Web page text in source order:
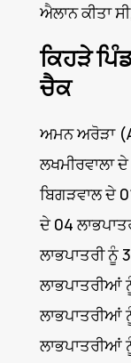
ਐਲਾਨ ਕੀਤਾ
ਕਿਹੜੇ
ਚੈਕ
ਅਮਨ ਅਰੋੜਾ
ਲਖਮੀਰਵਾਲਾ
ਬਿਗੜਵਾਲ ਦੇ
ਦੇ 04
ਲਾਭਪਾਤਰੀ ਨੂੰ
ਲਾਭਪਾਤਰੀਆਂ
ਲਾਭਪਾਤਰੀਆਂ
ਲਾਭਪਾਤਰੀਆਂ